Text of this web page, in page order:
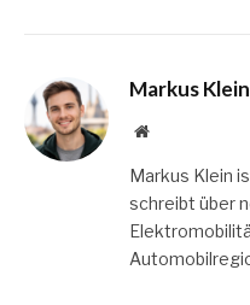
Markus Klein
Website
Markus Klein
schreibt über